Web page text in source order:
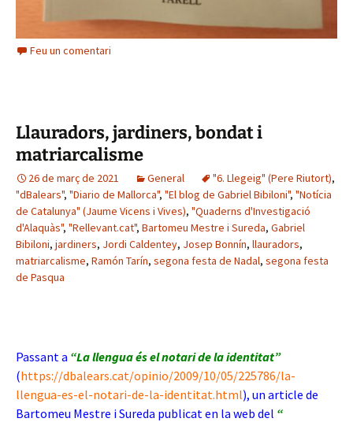
Feu un comentari
Llauradors, jardiners, bondat i
matriarcalisme
26 de març de 2021 General "6. Llegeig" (Pere Riutort),
"dBalears", "Diario de Mallorca", "El blog de Gabriel Bibiloni", "Notícia
de Catalunya" (Jaume Vicens i Vives), "Quaderns d'Investigació
d'Alaquàs", "Rellevant.cat", Bartomeu Mestre i Sureda, Gabriel
Bibiloni, jardiners, Jordi Caldentey, Josep Bonnín, llauradors,
matriarcalisme, Ramón Tarín, segona festa de Nadal, segona festa
de Pasqua
Passant a “Lallengua és el notari de la identitat”
(https://dbalears.cat/opinio/2009/10/05/225786/la-
llengua-es-el-notari-de-la-identitat.html), un article de
Bartomeu Mestre i Sureda publicat en la web del “